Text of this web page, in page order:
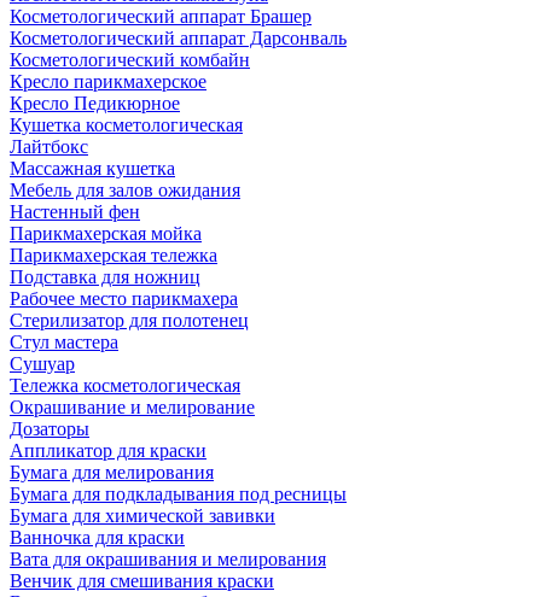
Косметологический аппарат Брашер
Косметологический аппарат Дарсонваль
Косметологический комбайн
Кресло парикмахерское
Кресло Педикюрное
Кушетка косметологическая
Лайтбокс
Массажная кушетка
Мебель для залов ожидания
Настенный фен
Парикмахерская мойка
Парикмахерская тележка
Подставка для ножниц
Рабочее место парикмахера
Стерилизатор для полотенец
Стул мастера
Сушуар
Тележка косметологическая
Окрашивание и мелирование
Дозаторы
Аппликатор для краски
Бумага для мелирования
Бумага для подкладывания под ресницы
Бумага для химической завивки
Ванночка для краски
Вата для окрашивания и мелирования
Венчик для смешивания краски